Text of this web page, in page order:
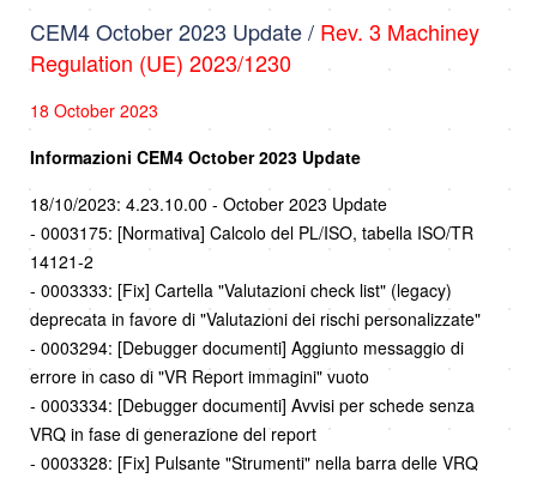
CEM4 October 2023 Update / Rev. 3 Machiney
Regulation (UE) 2023/1230
18 October 2023
Informazioni CEM4 October 2023 Update
18/10/2023: 4.23.10.00 - October 2023 Update
- 0003175: [Normativa] Calcolo del PL/ISO, tabella ISO/TR
14121-2
- 0003333: [Fix] Cartella "Valutazioni check list" (legacy)
deprecata in favore di "Valutazioni dei rischi personalizzate"
- 0003294: [Debugger documenti] Aggiunto messaggio di
errore in caso di "VR Report immagini" vuoto
- 0003334: [Debugger documenti] Avvisi per schede senza
VRQ in fase di generazione del report
- 0003328: [Fix] Pulsante "Strumenti" nella barra delle VRQ